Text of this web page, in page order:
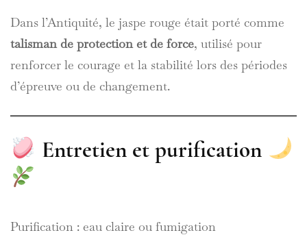
Dans l’Antiquité, le jaspe rouge était porté comme
talisman de protection et de force, utilisé pour
renforcer le courage et la stabilité lors des périodes
d’épreuve ou de changement.
Entretien et purification
Purification : eau claire ou fumigation